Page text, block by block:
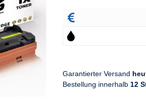
Garantierter Versand
Bestellung innerhalb 12